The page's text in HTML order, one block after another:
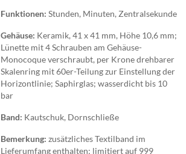
Funktionen: Stunden, Minuten, Zentralsekunde
Gehäuse: Keramik, 41 x 41 mm, Höhe 10,6 mm;
Lünette mit 4 Schrauben am Gehäuse-
Monocoque verschraubt, per Krone drehbarer
Skalenring mit 60er-Teilung zur Einstellung der
Horizontlinie; Saphirglas; wasserdicht bis 10
bar
Band: Kautschuk, Dornschließe
Bemerkung: zusätzliches Textilband im
Lieferumfang enthalten; limitiert auf 999